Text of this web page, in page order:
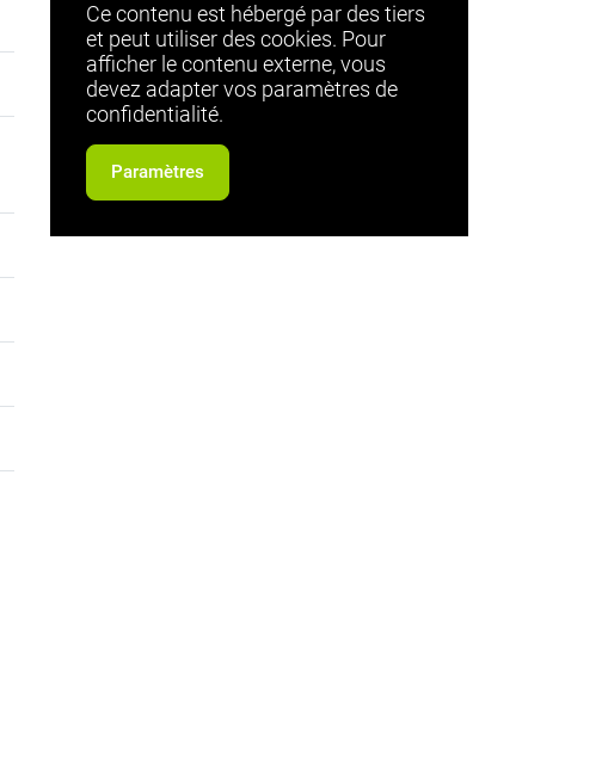
Ce contenu est hébergé par des tiers
et peut utiliser des cookies. Pour
afficher le contenu externe, vous
devez adapter vos paramètres de
confidentialité.
Paramètres